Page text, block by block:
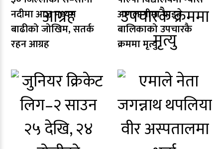
नदीमा आज मध्यम
बाढीको जोखिम, सतर्क
रहन आग्रह
आगलागीमा घाइते
बालिकाको उपचारकै
क्रममा मृत्यु